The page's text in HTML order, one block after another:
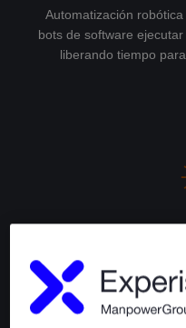
Automatización
bots de software
liberando tiempo
Agentes autónomos de
análisis predictivo,
procesamiento de